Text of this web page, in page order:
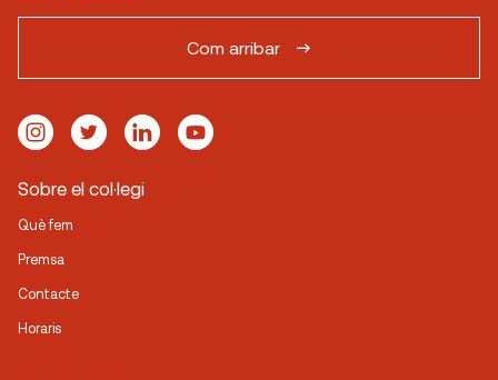
Com arribar
Sobre el col·legi
Què fem
Premsa
Contacte
Horaris